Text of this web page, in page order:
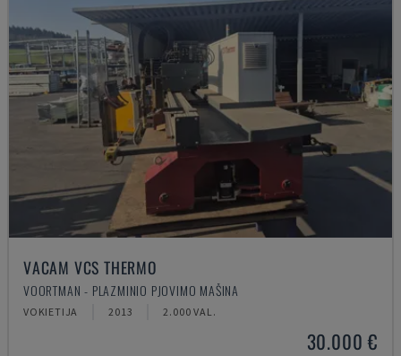
VACAM VCS THERMO
VOORTMAN - PLAZMINIO PJOVIMO MAŠINA
VOKIETIJA 2013 2.000 VAL.
30.000 €